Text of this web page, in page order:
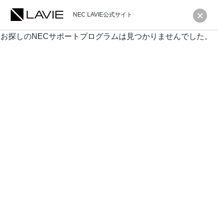
NEC LAVIE公式サイト
お探しのNECサポートプログラムは見つかりませんでした。